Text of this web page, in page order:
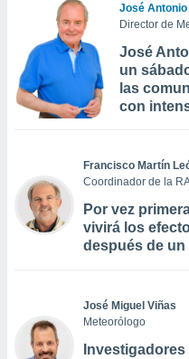
José Antonio
Director de
José
un
las
con
Francisco Martín
Coordinador de la
Por vez
vivirá los
después de
José Miguel Viñas
Meteorólogo